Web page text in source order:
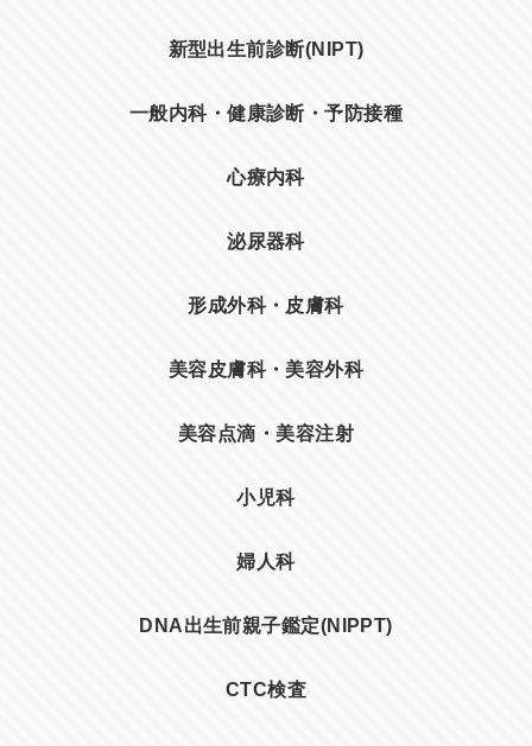
新型出生前診断(NIPT)
一般内科・健康診断・予防接種
心療内科
泌尿器科
形成外科・皮膚科
美容皮膚科・美容外科
美容点滴・美容注射
小児科
婦人科
DNA出生前親子鑑定(NIPPT)
CTC検査